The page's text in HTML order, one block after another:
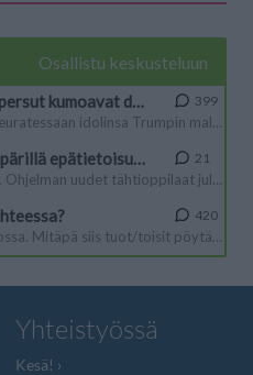
Yhteistyössä
Kesä!